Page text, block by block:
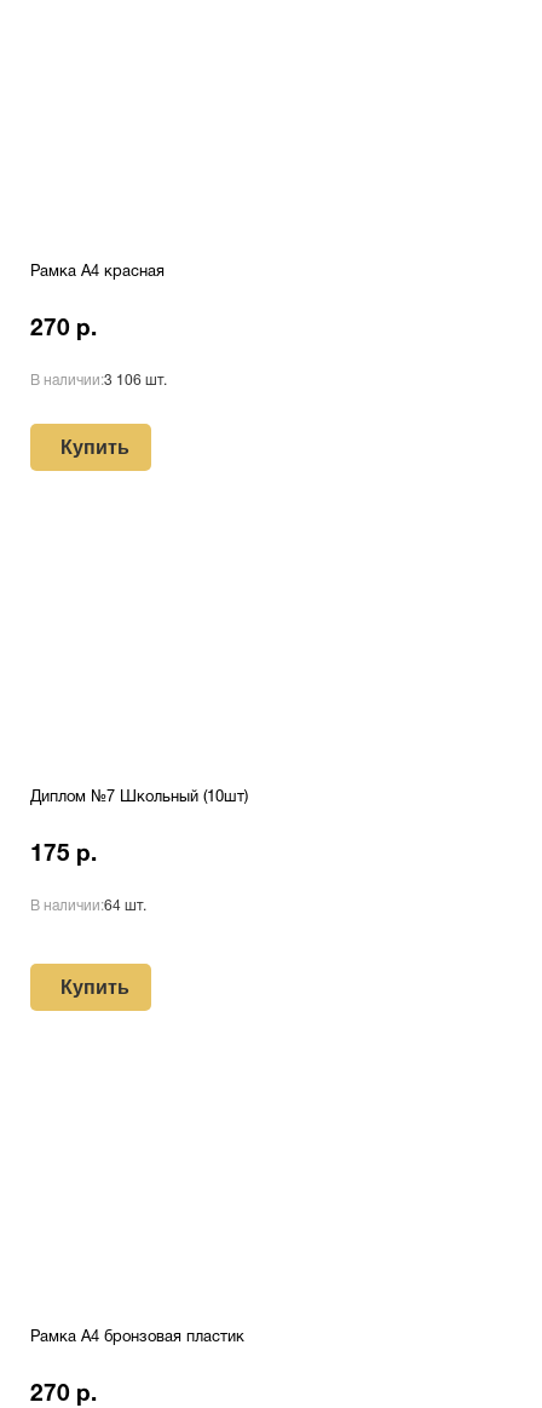
Рамка А4 красная
270 р.
В наличии:3 106 шт.
Купить
Диплом №7 Школьный (10шт)
175 р.
В наличии:64 шт.
Купить
Рамка A4 бронзовая пластик
270 р.